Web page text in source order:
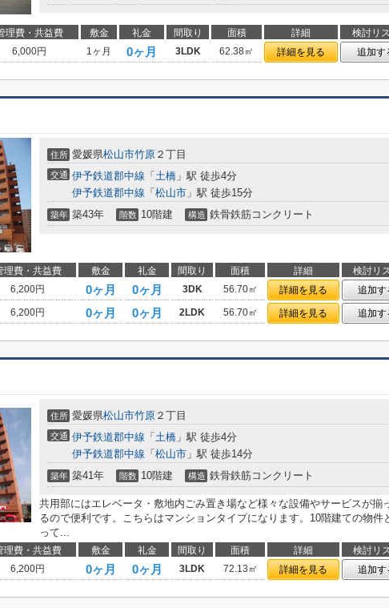
理費・共益費 敷金 礼金 間取り 面積 詳細
検討リ
6,000円 1ヶ月 0ヶ月 3LDK 62.38㎡ 詳細を見る 追加す
住所 愛媛県松山市竹原 ２丁目
交通 伊予鉄道郡中線 「 土橋 」駅 徒歩4分
伊予鉄道郡中線 「 松山市 」駅 徒歩15分
築年 築43年 階数 10階建 構造 鉄骨鉄筋コンクリート
理費・共益費 敷金 礼金 間取り 面積 詳細
検討リ
6,200円 0ヶ月 0ヶ月 3DK 56.70㎡ 詳細を見る
追加す
6,200円 0ヶ月 0ヶ月 2LDK 56.70㎡ 詳細を見る 追加す
住所 愛媛県松山市竹原 ２丁目
交通 伊予鉄道郡中線 「 土橋 」駅 徒歩4分
伊予鉄道郡中線 「 松山市 」駅 徒歩14分
築年 築41年 階数 10階建 構造 鉄骨鉄筋コンクリート
共用部にはエレベータ・敷地内ごみ置き場など様々な設備やサービスが揃
るので便利です。こちらはマンションタイプになります。10階建ての物件
って...
理費・共益費 敷金 礼金 間取り 面積 詳細
検討リ
6,200円 0ヶ月 0ヶ月 3LDK 72.13㎡ 詳細を見る 追加す